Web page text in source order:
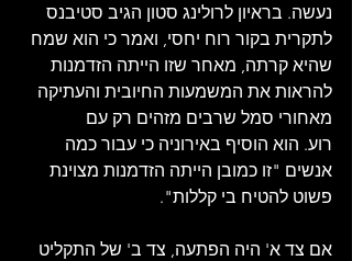
נעשה. בראיון לרולינג סטון הגיב סטיבנס
לתקרית בקור רוח יחסי, ואמר כי הוא שמח
שהיא קרתה, מאחר שזו הייתה הזדמנות
להראות את המשמעות החיובית והעתיקה
מאחורי סמל שרבים מזהים רק עם
רוע. הוא הוסיף באירוניה כי עבור כמה
אנשים "זו כמובן הייתה הזדמנות מצוינת
פשוט להטיח בי קללות".
אם צד א' היה הפתעה, צד ב' של התקליט